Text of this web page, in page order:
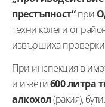
престъпност“при
техни колеги от
извършиха
При инспекция в
и иззети600 литра
алкохол(ракия),